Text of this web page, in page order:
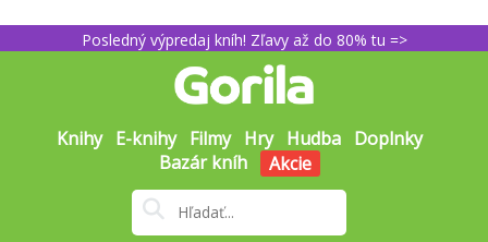
Posledný výpredaj kníh! Zľavy až do 80% tu =>
Knihy E-knihy Filmy Hry Hudba Doplnky
Bazár kníh
Akcie